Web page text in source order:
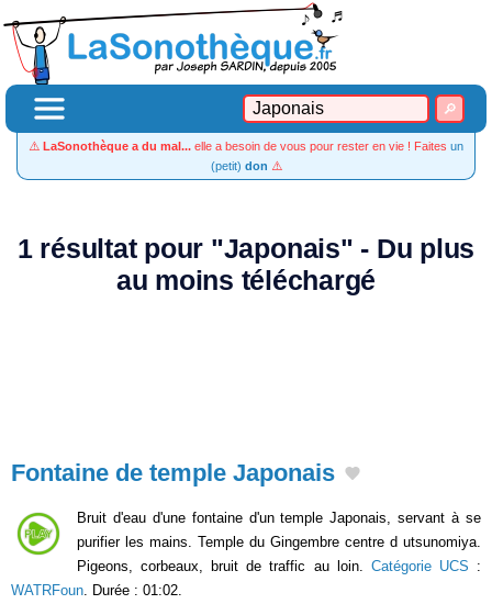
⚠️ LaSonothèque a du mal... elle a besoin de vous pour rester en vie ! Faites un
(petit) don ⚠️
1 résultat pour "Japonais" - Du plus
au moins téléchargé
Fontaine de temple Japonais
Bruit d'eau d'une fontaine d'un temple Japonais, servant à se
purifier les mains. Temple du Gingembre centre d utsunomiya.
Pigeons, corbeaux, bruit de traffic au loin. Catégorie UCS :
WATRFoun . Durée : 01:02.